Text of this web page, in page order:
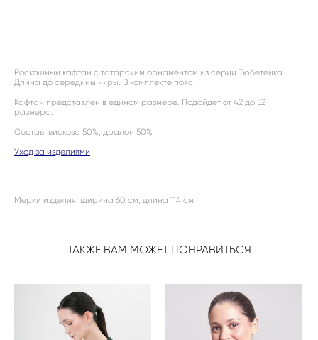
Роскошный кафтан с татарским орнаментом из серии Тюбетейка.
Длина до середины икры. В комплекте пояс.
Кафтан представлен в едином размере. Подойдет от 42 до 52
размера.
Состав: вискоза 50%, дралон 50%
Уход за изделиями
Мерки изделия: ширина 60 см, длина 114 см
ТАКЖЕ ВАМ МОЖЕТ ПОНРАВИТЬСЯ